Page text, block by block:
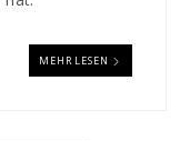
MEHR LESEN